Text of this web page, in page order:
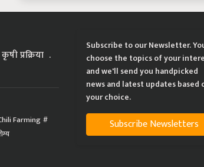
कृषी प्रक्रिया
Farming
Subscribe to our Newsletter.
choose the topics of your
and we'll send you handpicked
news and latest updates based
your choice.
Subscribe Newsletters